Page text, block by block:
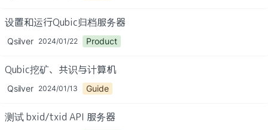
设置和运行Qubic归档服务器
Qsilver 2024/01/22 Product
Qubic挖矿、共识与计算机
Qsilver 2024/01/13 Guide
测试 bxid/txid API 服务器